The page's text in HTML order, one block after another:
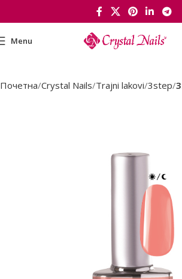
Menu
Почетна Crystal Nails Trajni lakovi 3step